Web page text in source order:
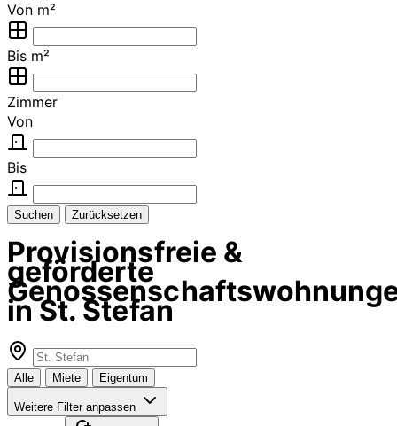
Von m²
Bis m²
Zimmer
Von
Bis
Suchen Zurücksetzen
Provisionsfreie &
geförderte
in St. Stefan
Alle Miete Eigentum
Weitere Filter anpassen